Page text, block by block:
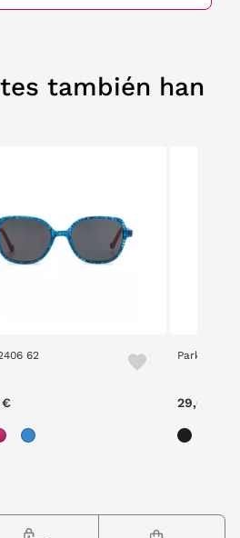
también han
62
€
Parkour
29,00 €